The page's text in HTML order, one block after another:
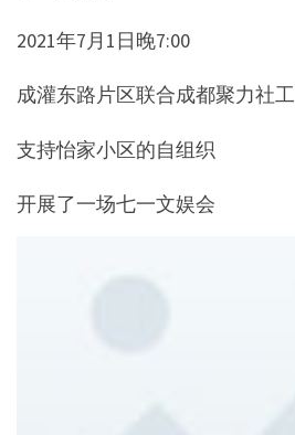
2021年7月1日晚7:00
成灌东路片区联合成都聚力社工
支持怡家小区的自组织
开展了一场七一文娱会